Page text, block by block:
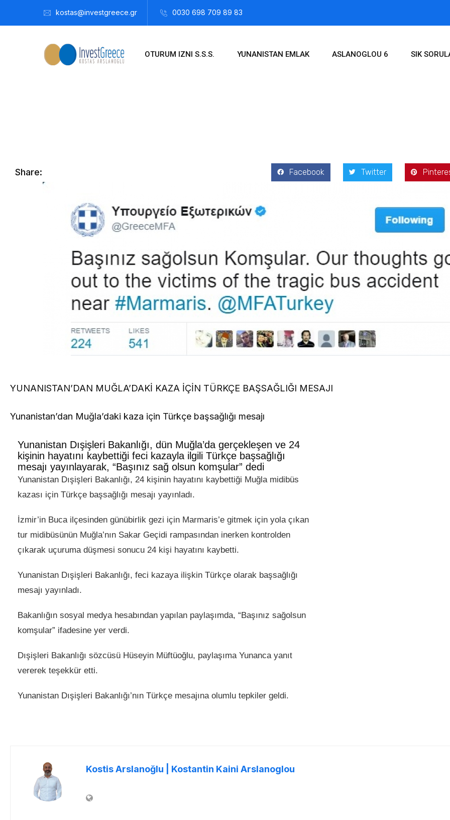
kostas@investgreece.gr 0030 698 709 89 83
OTURUM IZNI S.S.S. YUNANISTAN EMLAK ASLANOGLOU 6 SIK
Share: Facebook Twitter
YUNANISTAN’DAN MUĞLA’DAKİ KAZA İÇİN TÜRKÇE BAŞSAĞLIĞI MESAJI
Yunanistan’dan Muğla’daki kaza için Türkçe başsağlığı mesajı
Yunanistan Dışişleri Bakanlığı, dün Muğla’da gerçekleşen ve 24
kişinin hayatını kaybettiği feci kazayla ilgili Türkçe başsağlığı
mesajı yayınlayarak, “Başınız sağ olsun komşular” dedi
Yunanistan Dışişleri Bakanlığı, 24 kişinin hayatını kaybettiği Muğla midibüs
kazası için Türkçe başsağlığı mesajı yayınladı.
İzmir’in Buca ilçesinden günübirlik gezi için Marmaris’e gitmek için yola çıkan
tur midibüsünün Muğla’nın Sakar Geçidi rampasından inerken kontrolden
çıkarak uçuruma düşmesi sonucu 24 kişi hayatını kaybetti.
Yunanistan Dışişleri Bakanlığı, feci kazaya ilişkin Türkçe olarak başsağlığı
mesajı yayınladı.
Bakanlığın sosyal medya hesabından yapılan paylaşımda, “Başınız sağolsun
komşular” ifadesine yer verdi.
Dışişleri Bakanlığı sözcüsü Hüseyin Müftüoğlu, paylaşıma Yunanca yanıt
vererek teşekkür etti.
Yunanistan Dışişleri Bakanlığı’nın Türkçe mesajına olumlu tepkiler geldi.
Kostis Arslanoğlu | Kostantin Kaini Arslanoglou